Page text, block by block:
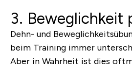
3. Beweglichkeit
Dehn- und
beim Training immer
Aber in Wahrheit ist dies